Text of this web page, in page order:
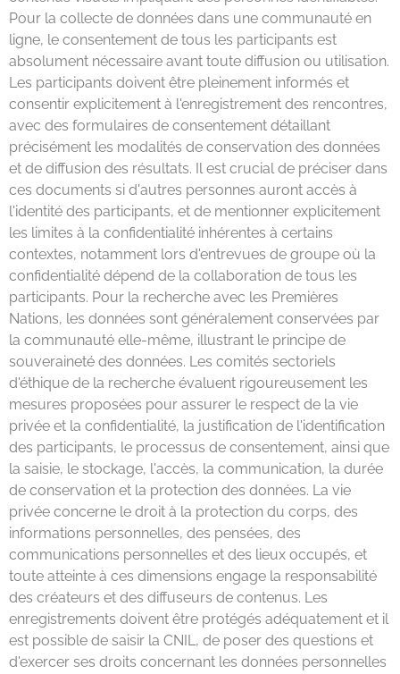
Pour la collecte de données dans une communauté en
ligne, le consentement de tous les participants est
absolument nécessaire avant toute diffusion ou utilisation.
Les participants doivent être pleinement informés et
consentir explicitement à l'enregistrement des rencontres,
avec des formulaires de consentement détaillant
précisément les modalités de conservation des données
et de diffusion des résultats. Il est crucial de préciser dans
ces documents si d'autres personnes auront accès à
l'identité des participants, et de mentionner explicitement
les limites à la confidentialité inhérentes à certains
contextes, notamment lors d'entrevues de groupe où la
confidentialité dépend de la collaboration de tous les
participants. Pour la recherche avec les Premières
Nations, les données sont généralement conservées par
la communauté elle-même, illustrant le principe de
souveraineté des données. Les comités sectoriels
d'éthique de la recherche évaluent rigoureusement les
mesures proposées pour assurer le respect de la vie
privée et la confidentialité, la justification de l'identification
des participants, le processus de consentement, ainsi que
la saisie, le stockage, l'accès, la communication, la durée
de conservation et la protection des données. La vie
privée concerne le droit à la protection du corps, des
informations personnelles, des pensées, des
communications personnelles et des lieux occupés, et
toute atteinte à ces dimensions engage la responsabilité
des créateurs et des diffuseurs de contenus. Les
enregistrements doivent être protégés adéquatement et il
est possible de saisir la CNIL, de poser des questions et
d'exercer ses droits concernant les données personnelles